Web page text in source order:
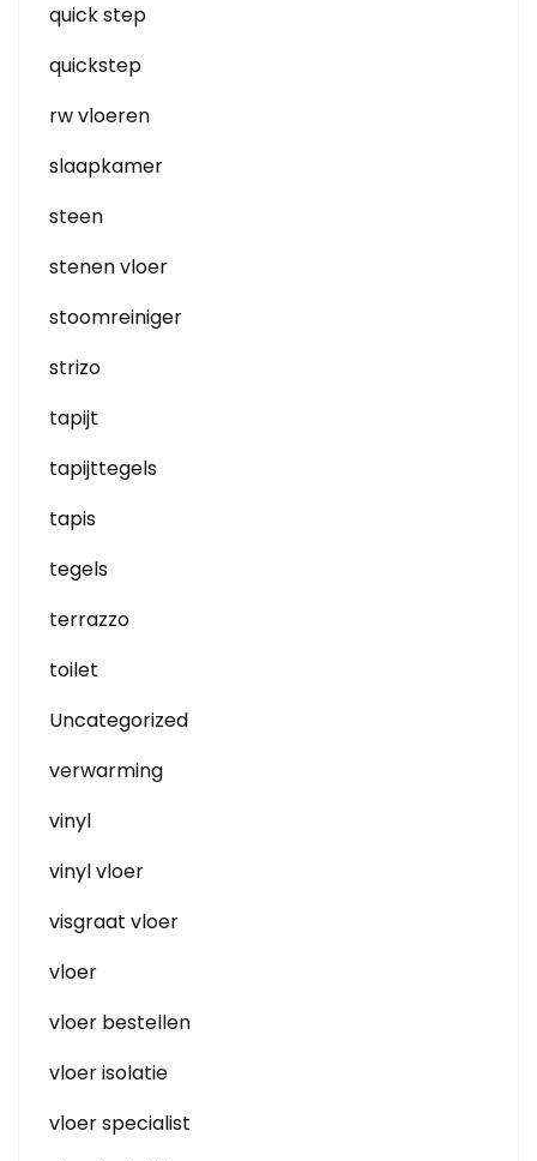
quick step
quickstep
rw vloeren
slaapkamer
steen
stenen vloer
stoomreiniger
strizo
tapijt
tapijttegels
tapis
tegels
terrazzo
toilet
Uncategorized
verwarming
vinyl
vinyl vloer
visgraat vloer
vloer
vloer bestellen
vloer isolatie
vloer specialist